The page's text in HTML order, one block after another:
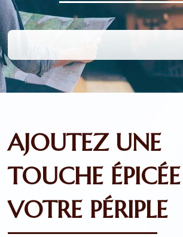
AJOUTEZ UNE
TOUCHE
VOTRE PÉRIPLE